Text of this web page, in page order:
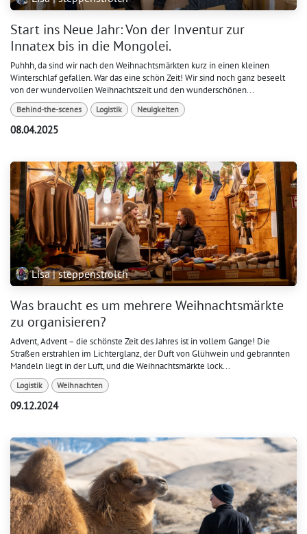
Start ins Neue Jahr: Von der Inventur zur
Innatex bis in die Mongolei.
Puhhh, da sind wir nach den Weihnachtsmärkten kurz in einen kleinen
Winterschlaf gefallen. War das eine schön Zeit! Wir sind noch ganz beseelt
von der wundervollen Weihnachtszeit und den wunderschönen...
Behind-the-scenes Logistik Neuigkeiten
08.04.2025
Lisa | steppenstrolch
Was braucht es um mehrere Weihnachtsmärkte
zu organisieren?
Advent, Advent – die schönste Zeit des Jahres ist in vollem Gange! Die
Straßen erstrahlen im Lichterglanz, der Duft von Glühwein und gebrannten
Mandeln liegt in der Luft, und die Weihnachtsmärkte lock...
Logistik Weihnachten
09.12.2024